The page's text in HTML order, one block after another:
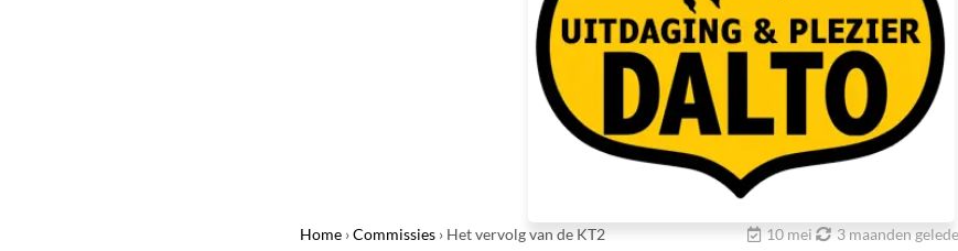
Home ›Commissies › Het vervolg van de KT2 10 mei 3 maanden